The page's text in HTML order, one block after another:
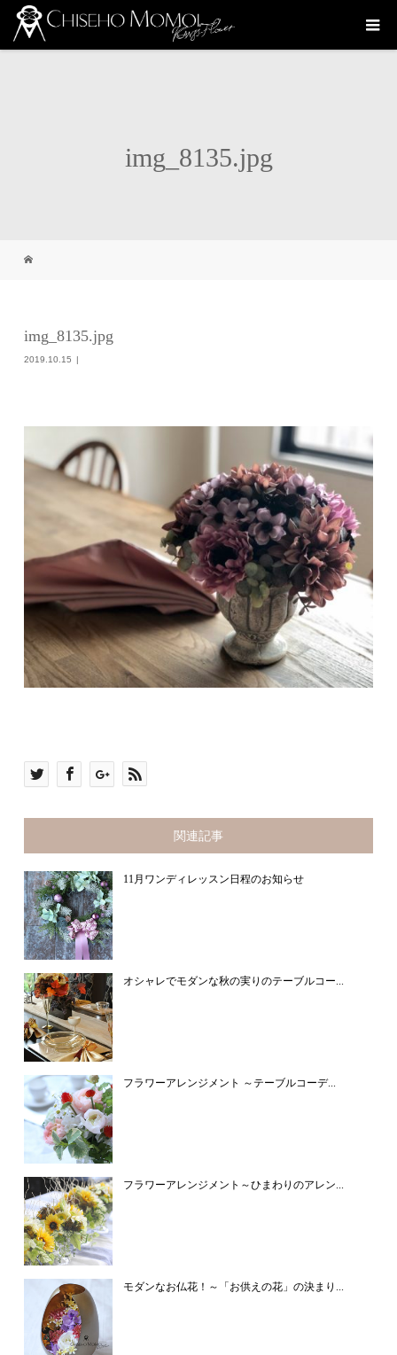
img_8135.jpg
img_8135.jpg
2019.10.15
関連記事
11月ワンディレッスン日程のお知らせ
オシャレでモダンな秋の実りのテーブルコー...
フラワーアレンジメント ～テーブルコーデ...
フラワーアレンジメント～ひまわりのアレン...
モダンなお仏花！～「お供えの花」の決まり...